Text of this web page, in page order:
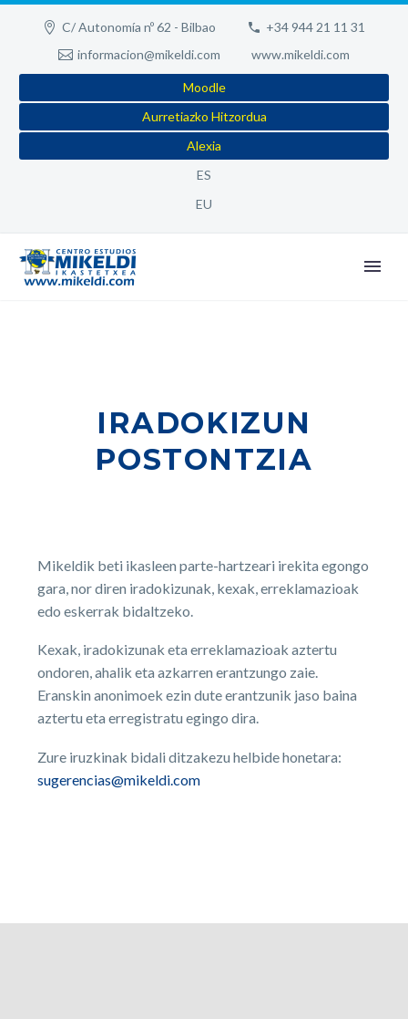
C/ Autonomía nº 62 - Bilbao
+34 944 21 11 31
informacion@mikeldi.com
www.mikeldi.com
Moodle
Aurretiazko Hitzordua
Alexia
ES
EU
IRADOKIZUN
POSTONTZIA
Mikeldik beti ikasleen parte-hartzeari irekita egongo
gara, nor diren iradokizunak, kexak, erreklamazioak
edo eskerrak bidaltzeko.
Kexak, iradokizunak eta erreklamazioak aztertu
ondoren, ahalik eta azkarren erantzungo zaie.
Eranskin anonimoek ezin dute erantzunik jaso baina
aztertu eta erregistratu egingo dira.
Zure iruzkinak bidali ditzakezu helbide honetara:
sugerencias@mikeldi.com